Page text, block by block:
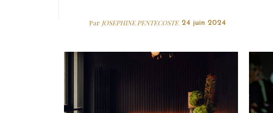
Par JOSEPHINE PENTECOSTE 24 juin 2024